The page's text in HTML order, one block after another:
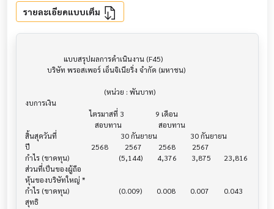
รายละเอียดแบบเต็ม
งบการเงิน
                                   ไตรมาสที่ 3                 9 เดือน
สิ้นสุดวันที่			            30 กันยายน                  30 กันยายน
ปี       			    2568         2567         2568         2567
กำไร (ขาดทุน) 			   (5,144)        4,376        3,875       23,816
ส่วนที่เป็นของผู้ถือ
หุ้นของบริษัทใหญ่ *
กำไร (ขาดทุน) 			   (0.009)        0.008        0.007        0.043
สุทธิ